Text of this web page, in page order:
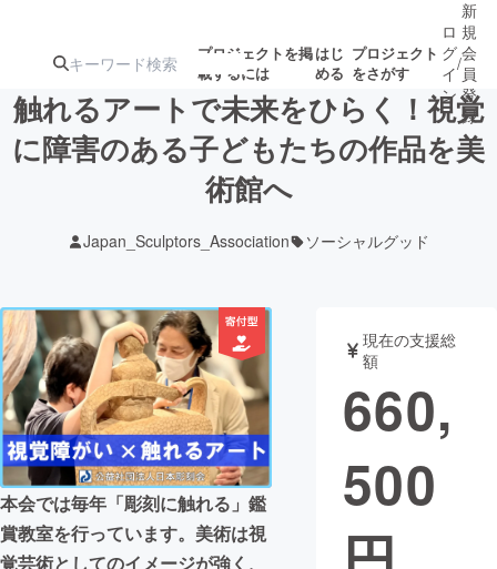
プロジェクトを掲
載するには
はじ
める
プロジェクト
をさがす
注目の新着プロ募集終了が近いプ
テクノロジー・ガジェット
映像・映画 書籍・雑誌
ビジネス・起業 チャレンジ
まちづくり・地域活性化
ロ
グ
イ
ン
/
新
規
会
員
登
録
触れるアートで未来をひらく！視覚
に障害のある子どもたちの作品を美
術館へ
Japan_Sculptors_Association ソーシャルグッド
本会では毎年「彫刻に触れる」鑑
賞教室を行っています。美術は視
覚芸術としてのイメージが強く、
現在の支援総
額
660,
500